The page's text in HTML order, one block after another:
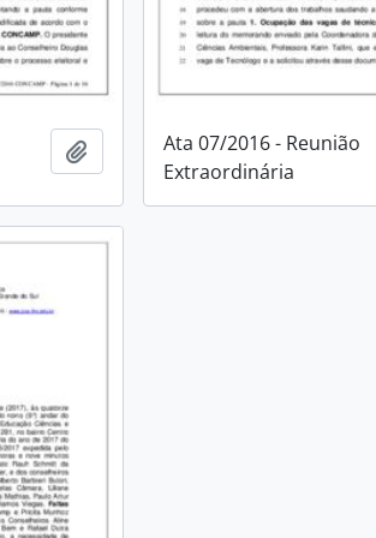
Adicionar a área de transferência
Ata 07/2016 - Reunião
Extraordinária